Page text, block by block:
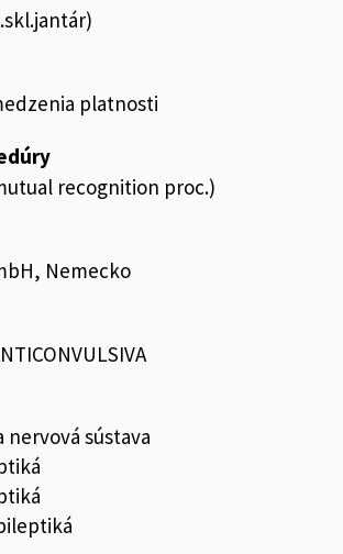
platnosti
recognition proc.)
Nemecko
nervová sústava